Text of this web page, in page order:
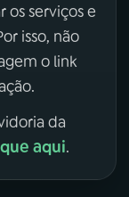
os serviços e
isso, não
o link
da
aqui.